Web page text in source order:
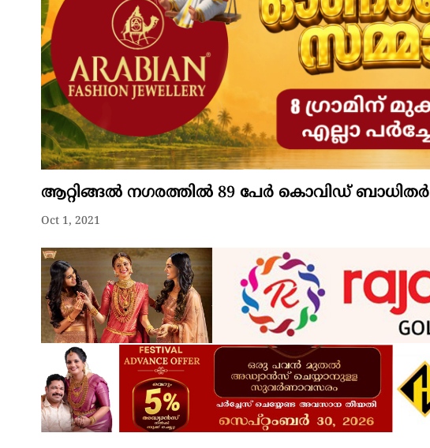
ആറ്റിങ്ങൽ നഗരത്തിൽ 89 പേർ കൊവിഡ് ബാധിതർ
Oct 1, 2021